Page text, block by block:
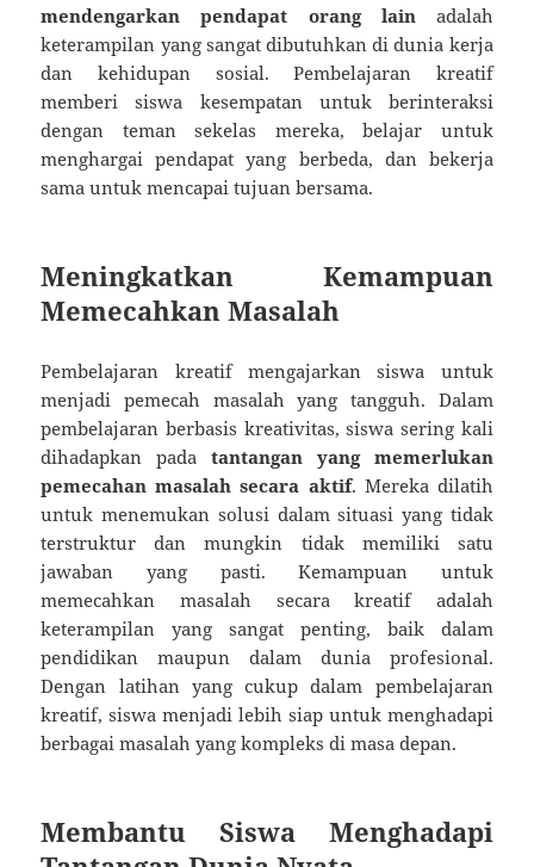
mendengarkan pendapat orang lain adalah
keterampilan yang sangat dibutuhkan di dunia kerja
dan kehidupan sosial. Pembelajaran kreatif
memberi siswa kesempatan untuk berinteraksi
dengan teman sekelas mereka, belajar untuk
menghargai pendapat yang berbeda, dan bekerja
sama untuk mencapai tujuan bersama.
Meningkatkan Kemampuan
Memecahkan Masalah
Pembelajaran kreatif mengajarkan siswa untuk
menjadi pemecah masalah yang tangguh. Dalam
pembelajaran berbasis kreativitas, siswa sering kali
dihadapkan pada tantangan yang memerlukan
pemecahan masalah secara aktif. Mereka dilatih
untuk menemukan solusi dalam situasi yang tidak
terstruktur dan mungkin tidak memiliki satu
jawaban yang pasti. Kemampuan untuk
memecahkan masalah secara kreatif adalah
keterampilan yang sangat penting, baik dalam
pendidikan maupun dalam dunia profesional.
Dengan latihan yang cukup dalam pembelajaran
kreatif, siswa menjadi lebih siap untuk menghadapi
berbagai masalah yang kompleks di masa depan.
Membantu Siswa Menghadapi